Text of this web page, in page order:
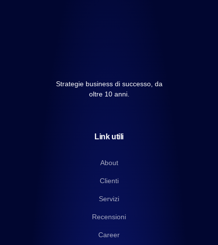
Strategie business di successo, da
oltre 10 anni.
Link utili
About
Clienti
Servizi
Recensioni
Career